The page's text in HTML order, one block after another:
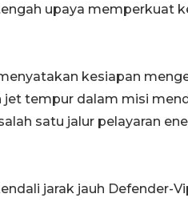
upaya memperkuat
kesiapan
jet tempur dalam misi
satu jalur pelayaran
jarak jauh Defender-